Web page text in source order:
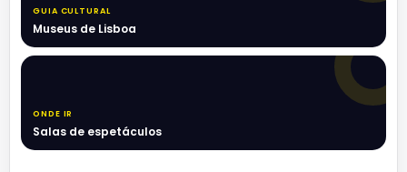
GUIA CULTURAL
Museus de Lisboa
ONDE IR
Salas de espetáculos